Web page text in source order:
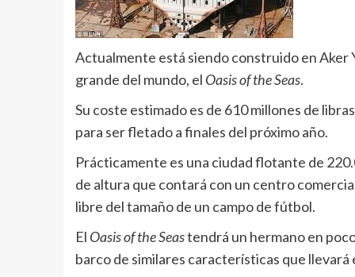
Actualmente está siendo construido en Aker
grande del mundo, el Oasis of the Seas.
Su coste estimado es de 610 millones de
para ser fletado a finales del próximo año.
Prácticamente es una ciudad flotante de
de altura que contará con un centro
libre del tamaño de un campo de fútbol.
El Oasis of the Seastendrá un hermano en
barco de similares características que llevará